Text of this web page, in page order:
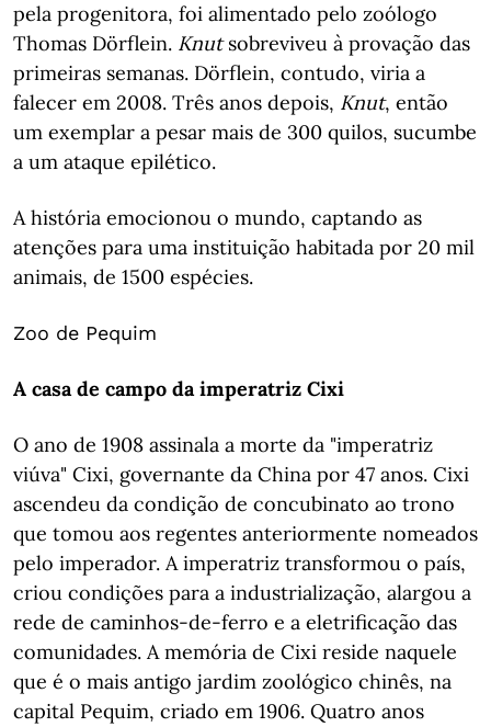
pela progenitora, foi alimentado pelo zoólogo
Thomas Dörflein. Knutsobreviveu à provação das
primeiras semanas. Dörflein, contudo, viria a
falecer em 2008. Três anos depois, Knut, então
um exemplar a pesar mais de 300 quilos, sucumbe
a um ataque epilético.
A história emocionou o mundo, captando as
atenções para uma instituição habitada por 20 mil
animais, de 1500 espécies.
Zoo de Pequim
A casa de campo da imperatriz Cixi
O ano de 1908 assinala a morte da "imperatriz
viúva" Cixi, governante da China por 47 anos. Cixi
ascendeu da condição de concubinato ao trono
que tomou aos regentes anteriormente nomeados
pelo imperador. A imperatriz transformou o país,
criou condições para a industrialização, alargou a
rede de caminhos-de-ferro e a eletrificação das
comunidades. A memória de Cixi reside naquele
que é o mais antigo jardim zoológico chinês, na
capital Pequim, criado em 1906. Quatro anos